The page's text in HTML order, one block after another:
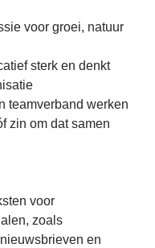
voor groei, natuur
sterk en denkt
teamverband werken
zin om dat samen
voor
zoals
en